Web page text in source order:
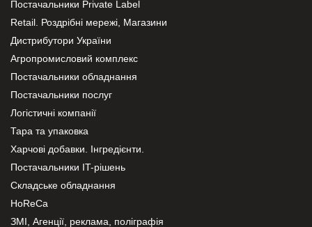
Постачальники Private Label
Retail. Роздрібні мережі, Магазини
Дистрибутори України
Агропромисловий комплекс
Постачальники обладнання
Постачальники послуг
Логістичні компанії
Тара та упаковка
Харчові добавки. Інгредієнти.
Постачальники IT-рішень
Складське обладнання
HoReCa
ЗМІ, Агенції, реклама, поліграфія